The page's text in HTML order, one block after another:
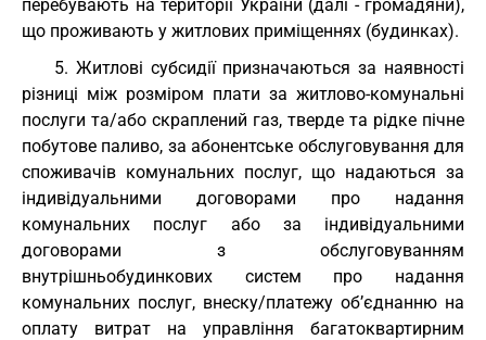
перебувають на території України (далі - громадяни),
що проживають у житлових приміщеннях (будинках).
5. Житлові субсидії призначаються за наявності
різниці між розміром плати за житлово-комунальні
послуги та/або скраплений газ, тверде та рідке пічне
побутове паливо, за абонентське обслуговування для
споживачів комунальних послуг, що надаються за
індивідуальними договорами про надання
комунальних послуг або за індивідуальними
договорами з обслуговуванням
внутрішньобудинкових систем про надання
комунальних послуг, внеску/платежу об’єднанню на
оплату витрат на управління багатоквартирним